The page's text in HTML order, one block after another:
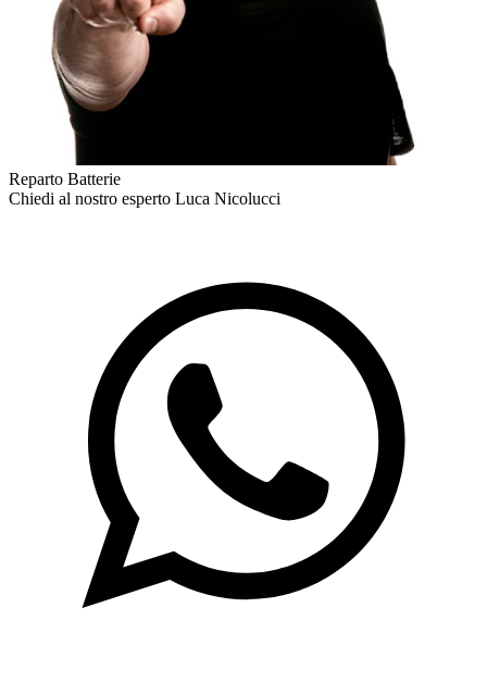
Reparto Batterie
Chiedi al nostro esperto Luca Nicolucci